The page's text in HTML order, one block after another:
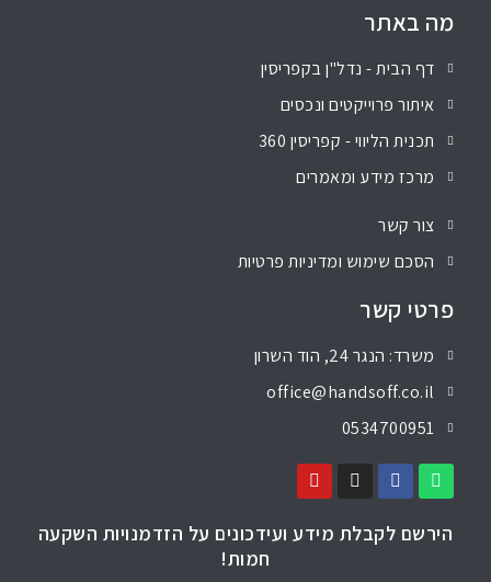
מה באתר
דף הבית - נדל"ן בקפריסין
איתור פרוייקטים ונכסים
תכנית הליווי - קפריסין 360
מרכז מידע ומאמרים
צור קשר
הסכם שימוש ומדיניות פרטיות
פרטי קשר
משרד: הנגר 24, הוד השרון
office@handsoff.co.il
0534700951
הירשם לקבלת מידע ועידכונים על הזדמנויות השקעה
חמות!